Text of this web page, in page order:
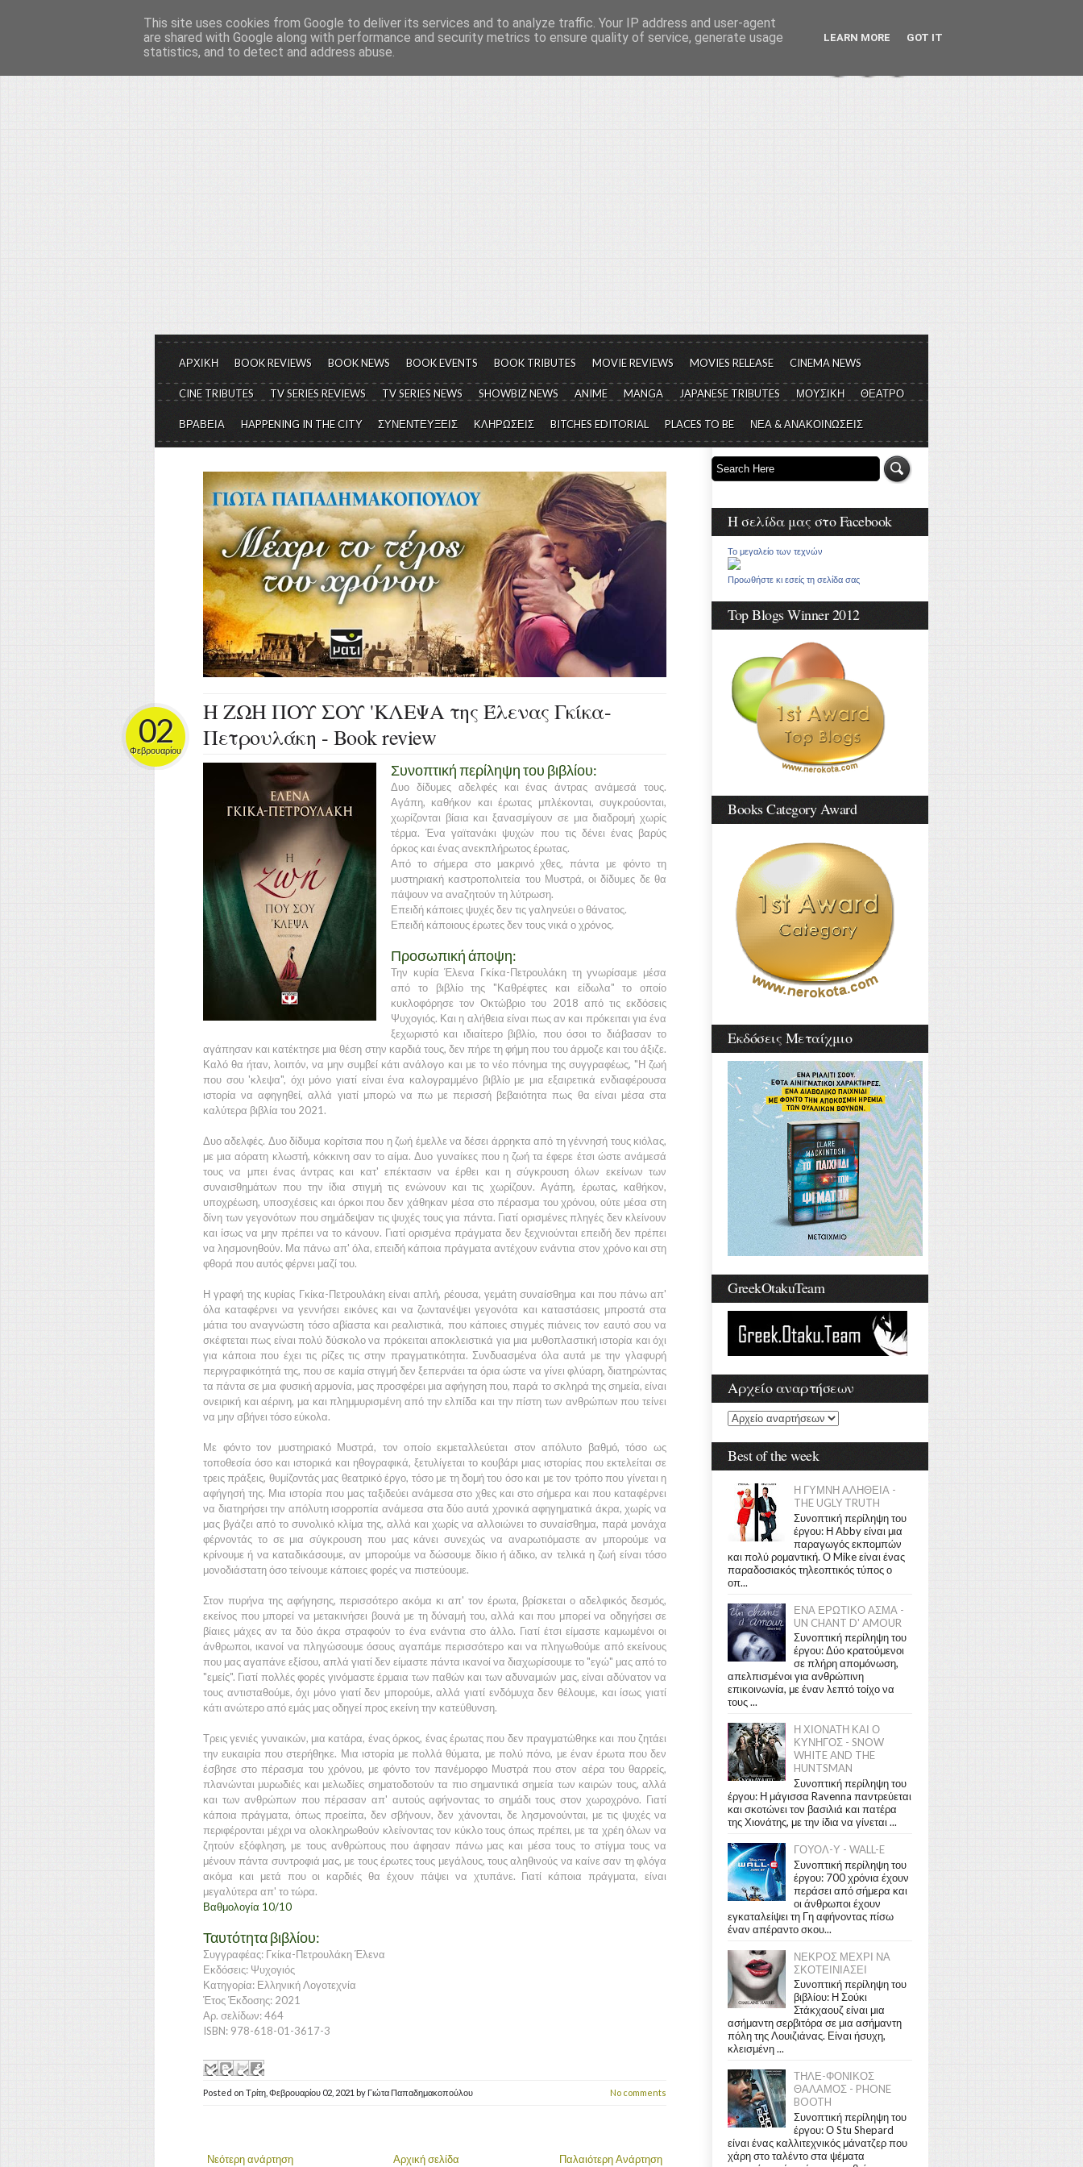
Το μεγαλείο των Τεχνών...
Είμαστε πάντα εδώ για να μιλάμε για τον πολιτισμό, σε κάθε του μορφή και έκταση...
ΑΡΧΙΚΗ BOOK REVIEWS BOOK NEWS BOOK EVENTS BOOK TRIBUTES MOVIE REVIEWS MOVIES RELEASE CINEMA NEWS
CINE TRIBUTES TV SERIES REVIEWS TV SERIES NEWS SHOWBIZ NEWS ANIME MANGA JAPANESE TRIBUTES ΜΟΥΣΙΚΗ ΘΕΑΤΡΟ
ΒΡΑΒΕΙΑ HAPPENING IN THE CITY ΣΥΝΕΝΤΕΥΞΕΙΣ ΚΛΗΡΩΣΕΙΣ BITCHES EDITORIAL PLACES TO BE ΝΕΑ & ΑΝΑΚΟΙΝΩΣΕΙΣ
Η ΖΩΗ ΠΟΥ ΣΟΥ 'ΚΛΕΨΑ της Έλενας Γκίκα-
Πετρουλάκη - Book review
02
Φεβρουαρίου
Συνοπτική περίληψη του βιβλίου:
Δυο δίδυμες αδελφές και ένας άντρας ανάμεσά τους.
Αγάπη, καθήκον και έρωτας μπλέκονται, συγκρούονται,
χωρίζονται βίαια και ξανασμίγουν σε μια διαδρομή χωρίς
τέρμα. Ένα γαϊτανάκι ψυχών που τις δένει ένας βαρύς
όρκος και ένας ανεκπλήρωτος έρωτας.
Από το σήμερα στο μακρινό χθες, πάντα με φόντο τη
μυστηριακή καστροπολιτεία του Μυστρά, οι δίδυμες δε θα
πάψουν να αναζητούν τη λύτρωση.
Επειδή κάποιες ψυχές δεν τις γαληνεύει ο θάνατος.
Επειδή κάποιους έρωτες δεν τους νικά ο χρόνος.
Προσωπική άποψη:
Την κυρία Έλενα Γκίκα-Πετρουλάκη τη γνωρίσαμε μέσα
από το βιβλίο της "Καθρέφτες και είδωλα" το οποίο
κυκλοφόρησε τον Οκτώβριο του 2018 από τις εκδόσεις
Ψυχογιός. Και η αλήθεια είναι πως αν και πρόκειται για ένα
ξεχωριστό και ιδιαίτερο βιβλίο, που όσοι το διάβασαν το
αγάπησαν και κατέκτησε μια θέση στην καρδιά τους, δεν πήρε τη φήμη που του άρμοζε και του άξιζε.
Καλό θα ήταν, λοιπόν, να μην συμβεί κάτι ανάλογο και με το νέο πόνημα της συγγραφέως, "Η ζωή
που σου 'κλεψα", όχι μόνο γιατί είναι ένα καλογραμμένο βιβλίο με μια εξαιρετικά ενδιαφέρουσα
ιστορία να αφηγηθεί, αλλά γιατί μπορώ να πω με περισσή βεβαιότητα πως θα είναι μέσα στα
καλύτερα βιβλία του 2021.
Δυο αδελφές. Δυο δίδυμα κορίτσια που η ζωή έμελλε να δέσει άρρηκτα από τη γέννησή τους κιόλας,
με μια αόρατη κλωστή, κόκκινη σαν το αίμα. Δυο γυναίκες που η ζωή τα έφερε έτσι ώστε ανάμεσά
τους να μπει ένας άντρας και κατ' επέκτασιν να έρθει και η σύγκρουση όλων εκείνων των
συναισθημάτων που την ίδια στιγμή τις ενώνουν και τις χωρίζουν. Αγάπη, έρωτας, καθήκον,
υποχρέωση, υποσχέσεις και όρκοι που δεν χάθηκαν μέσα στο πέρασμα του χρόνου, ούτε μέσα στη
δίνη των γεγονότων που σημάδεψαν τις ψυχές τους για πάντα. Γιατί ορισμένες πληγές δεν κλείνουν
και ίσως να μην πρέπει να το κάνουν. Γιατί ορισμένα πράγματα δεν ξεχνιούνται επειδή δεν πρέπει
να λησμονηθούν. Μα πάνω απ' όλα, επειδή κάποια πράγματα αντέχουν ενάντια στον χρόνο και στη
φθορά που αυτός φέρνει μαζί του.
Η γραφή της κυρίας Γκίκα-Πετρουλάκη είναι απλή, ρέουσα, γεμάτη συναίσθημα και που πάνω απ'
όλα καταφέρνει να γεννήσει εικόνες και να ζωντανέψει γεγονότα και καταστάσεις μπροστά στα
μάτια του αναγνώστη τόσο αβίαστα και ρεαλιστικά, που κάποιες στιγμές πιάνεις τον εαυτό σου να
σκέφτεται πως είναι πολύ δύσκολο να πρόκειται αποκλειστικά για μια μυθοπλαστική ιστορία και όχι
για κάποια που έχει τις ρίζες τις στην πραγματικότητα. Συνδυασμένα όλα αυτά με την γλαφυρή
περιγραφικότητά της, που σε καμία στιγμή δεν ξεπερνάει τα όρια ώστε να γίνει φλύαρη, διατηρώντας
τα πάντα σε μια φυσική αρμονία, μας προσφέρει μια αφήγηση που, παρά το σκληρά της σημεία, είναι
ονειρική και αέρινη, μα και πλημμυρισμένη από την ελπίδα και την πίστη των ανθρώπων που τείνει
να μην σβήνει τόσο εύκολα.
Με φόντο τον μυστηριακό Μυστρά, τον οποίο εκμεταλλεύεται στον απόλυτο βαθμό, τόσο ως
τοποθεσία όσο και ιστορικά και ηθογραφικά, ξετυλίγεται το κουβάρι μιας ιστορίας που εκτελείται σε
τρεις πράξεις, θυμίζοντάς μας θεατρικό έργο, τόσο με τη δομή του όσο και με τον τρόπο που γίνεται η
αφήγησή της. Μια ιστορία που μας ταξιδεύει ανάμεσα στο χθες και στο σήμερα και που καταφέρνει
να διατηρήσει την απόλυτη ισορροπία ανάμεσα στα δύο αυτά χρονικά αφηγηματικά άκρα, χωρίς να
μας βγάζει από το συνολικό κλίμα της, αλλά και χωρίς να αλλοιώνει το συναίσθημα, παρά μονάχα
φέρνοντάς το σε μια σύγκρουση που μας κάνει συνεχώς να αναρωτιόμαστε αν μπορούμε να
κρίνουμε ή να καταδικάσουμε, αν μπορούμε να δώσουμε δίκιο ή άδικο, αν τελικά η ζωή είναι τόσο
μονοδιάστατη όσο τείνουμε κάποιες φορές να πιστεύουμε.
Στον πυρήνα της αφήγησης, περισσότερο ακόμα κι απ' τον έρωτα, βρίσκεται ο αδελφικός δεσμός,
εκείνος που μπορεί να μετακινήσει βουνά με τη δύναμή του, αλλά και που μπορεί να οδηγήσει σε
βίαιες μάχες αν τα δύο άκρα στραφούν το ένα ενάντια στο άλλο. Γιατί έτσι είμαστε καμωμένοι οι
άνθρωποι, ικανοί να πληγώσουμε όσους αγαπάμε περισσότερο και να πληγωθούμε από εκείνους
που μας αγαπάνε εξίσου, απλά γιατί δεν είμαστε πάντα ικανοί να διαχωρίσουμε το "εγώ" μας από το
"εμείς". Γιατί πολλές φορές γινόμαστε έρμαια των παθών και των αδυναμιών μας, είναι αδύνατον να
τους αντισταθούμε, όχι μόνο γιατί δεν μπορούμε, αλλά γιατί ενδόμυχα δεν θέλουμε, και ίσως γιατί
κάτι ανώτερο από εμάς μας οδηγεί προς εκείνη την κατεύθυνση.
Τρεις γενιές γυναικών, μια κατάρα, ένας όρκος, ένας έρωτας που δεν πραγματώθηκε και που ζητάει
την ευκαιρία που στερήθηκε. Μια ιστορία με πολλά θύματα, με πολύ πόνο, με έναν έρωτα που δεν
έσβησε στο πέρασμα του χρόνου, με φόντο τον πανέμορφο Μυστρά που στον αέρα του θαρρείς,
πλανώνται μυρωδιές και μελωδίες σηματοδοτούν τα πιο σημαντικά σημεία των καιρών τους, αλλά
και των ανθρώπων που πέρασαν απ' αυτούς αφήνοντας το σημάδι τους στον χωροχρόνο. Γιατί
κάποια πράγματα, όπως προείπα, δεν σβήνουν, δεν χάνονται, δε λησμονούνται, με τις ψυχές να
περιφέρονται μέχρι να ολοκληρωθούν κλείνοντας τον κύκλο τους όπως πρέπει, με τα χρέη όλων να
ζητούν εξόφληση, με τους ανθρώπους που άφησαν πάνω μας και μέσα τους το στίγμα τους να
μένουν πάντα συντροφιά μας, με τους έρωτες τους μεγάλους, τους αληθινούς να καίνε σαν τη φλόγα
ακόμα και μετά που οι καρδιές θα έχουν πάψει να χτυπάνε. Γιατί κάποια πράγματα, είναι
μεγαλύτερα απ' το τώρα.
Βαθμολογία 10/10
Ταυτότητα βιβλίου:
Συγγραφέας: Γκίκα-Πετρουλάκη Έλενα
Εκδόσεις: Ψυχογιός
Κατηγορία: Ελληνική Λογοτεχνία
Έτος Έκδοσης: 2021
Αρ. σελίδων: 464
ISBN: 978-618-01-3617-3
Posted on Τρίτη, Φεβρουαρίου 02, 2021 by Γιώτα Παπαδημακοπούλου No comments
Νεότερη ανάρτηση Παλαιότερη Ανάρτηση
Αρχική σελίδα
Η σελίδα μας στο Facebook
Το μεγαλείο των τεχνών
Προωθήστε κι εσείς τη σελίδα σας
Top Blogs Winner 2012
Books Category Award
Εκδόσεις Μεταίχμιο
GreekOtakuTeam
Αρχείο αναρτήσεων
Best of the week
Η ΓΥΜΝΗ ΑΛΗΘΕΙΑ -
THE UGLY TRUTH
Συνοπτική περίληψη του
έργου: Η Abby είναι μια
παραγωγός εκπομπών
και πολύ ρομαντική. Ο Mike είναι ένας
παραδοσιακός τηλεοπτικός τύπος ο
οπ...
ΕΝΑ ΕΡΩΤΙΚΟ ΑΣΜΑ -
UN CHANT D' AMOUR
Συνοπτική περίληψη του
έργου: Δύο κρατούμενοι
σε πλήρη απομόνωση,
απελπισμένοι για ανθρώπινη
επικοινωνία, με έναν λεπτό τοίχο να
τους ...
Η ΧΙΟΝΑΤΗ ΚΑΙ Ο
ΚΥΝΗΓΟΣ - SNOW
WHITE AND THE
HUNTSMAN
Συνοπτική περίληψη του
έργου: Η μάγισσα Ravenna παντρεύεται
και σκοτώνει τον βασιλιά και πατέρα
της Χιονάτης, με την ίδια να γίνεται ...
ΓΟΥΟΛ-Υ - WALL-E
Συνοπτική περίληψη του
έργου: 700 χρόνια έχουν
περάσει από σήμερα και
οι άνθρωποι έχουν
εγκαταλείψει τη Γη αφήνοντας πίσω
έναν απέραντο σκου...
ΝΕΚΡΟΣ ΜΕΧΡΙ ΝΑ
ΣΚΟΤΕΙΝΙΑΣΕΙ
Συνοπτική περίληψη του
βιβλίου: Η Σούκι
Στάκχαουζ είναι μια
ασήμαντη σερβιτόρα σε μια ασήμαντη
πόλη της Λουιζιάνας. Είναι ήσυχη,
κλεισμένη ...
ΤΗΛΕ-ΦΟΝΙΚΟΣ
ΘΑΛΑΜΟΣ - PHONE
BOOTH
Συνοπτική περίληψη του
έργου: Ο Stu Shepard
είναι ένας καλλιτεχνικός μάνατζερ που
χάρη στο ταλέντο στα ψέματα
This site uses cookies from Google to deliver its services and to analyze traffic. Your IP address and user-agent
are shared with Google along with performance and security metrics to ensure quality of service, generate usage
statistics, and to detect and address abuse.
LEARN MORE GOT IT